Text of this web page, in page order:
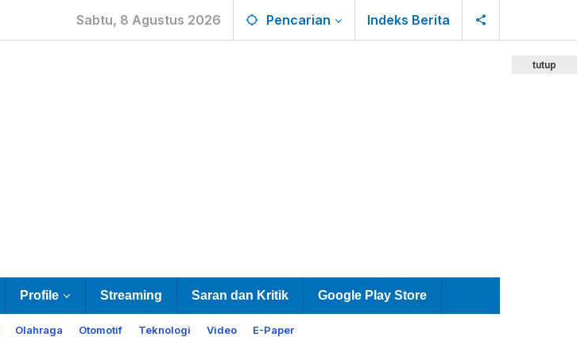
Sabtu, 8 Agustus 2026 Pencarian Indeks Berita
Profile Streaming Saran dan Kritik Google Play Store
Olahraga Otomotif Teknologi Video E-Paper
tutup